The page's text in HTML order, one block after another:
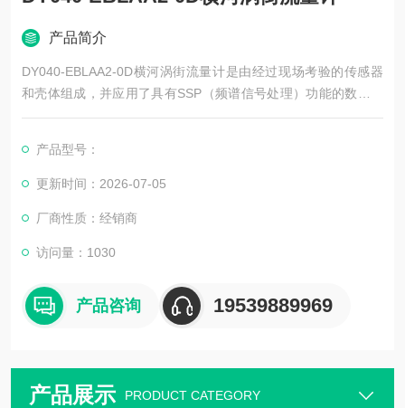
产品简介
DY040-EBLAA2-0D横河涡街流量计是由经过现场考验的传感器
和壳体组成，并应用了具有SSP（频谱信号处理）功能的数字电
子技术。我们已有20多万台旋涡流量计的销售业绩，并且在此基
产品型号：
更新时间：2026-07-05
厂商性质：经销商
访问量：1030
产品咨询 19539889969
产品展示 PRODUCT CATEGORY